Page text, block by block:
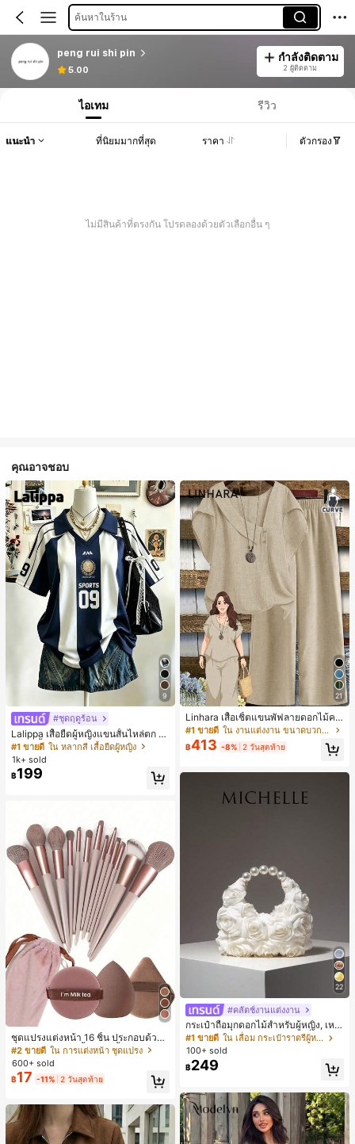
ค้นหาในร้าน
peng rui shi pin
5.00
กำลังติดตาม
2 ผู้ติดตาม
ไอเทม รีวิว
แนะนำ ที่นิยมมากที่สุด ราคา ตัวกรอง
ไม่มีสินค้าที่ตรงกัน โปรดลองด้วยตัวเลือกอื่น ๆ
คุณอาจชอบ
9
#ชุดฤดูร้อน
Lalippa เสื้อยืดผู้หญิงแขนสั้นไหล่ตก ค
อวีปกเสื้อ ลายพิมพ์ดิจิทัลลายทาง สไตล์
สปอร์ตแฟชั่นมินิมอล ของขวัญสำหรับเ
พื่อน
#1 ขายดี ใน หลากสี เสื้อยืดผู้หญิง
1k+ sold
฿199
ชุดแปรงแต่งหน้า 16 ชิ้น ประกอบด้วยแ
ปรงแต่งหน้า 13 ชิ้น, ฟองน้ำแต่งหน้ารู
ปหยดน้ำ 1 ชิ้น, แปรงแป้งรองพื้นกลม 1
ชิ้น และฟองน้ำแต่งหน้ารูปสามเหลี่ยม
1 ชิ้น - ชุดคลาสสิก ทำจากขนสังเคราะ
ห์นุ่มและเป็นมิตรต่อผิว เหมาะสำหรับผู้
หญิงและเด็กผู้หญิง เหมาะสำหรับฤดูใบ
ไม้ร่วงและฤดูหนาว
#2 ขายดี ใน การแต่งหน้า ชุดแปรง
600+ sold
฿17 -11% 2 วันสุดท้าย
21
Linhara เสื้อเชิ้ตแขนพัฟลายดอกไม้คอ
ปกไม่สมมาตรสำหรับผู้หญิงไซส์ใหญ่ +
กางเกงลำลองทรงหลวมเอวยางยืด 2 ชิ้
น สำหรับฤดูใบไม้ผลิ/ฤดูร้อน
#1 ขายดี ใน งานแต่งงาน ขนาดบวก Co-Ords
฿413 -8% 2 วันสุดท้าย
22
#คลัตช์งานแต่งงาน
กระเป๋าถือมุกดอกไม้สำหรับผู้หญิง, เหม
าะสำหรับชุดราตรี, ชุดบอล, เครื่องประ
ดับงานแต่งงาน, กระเป๋าสตางค์สุภาพส
ตรีหรูหรา, ของขวัญสำหรับผู้หญิง (ลาย
สุ่ม)
#1 ขายดี
ใน เลื่อม กระเป๋าราตรีผู้หญิง
100+ sold
฿249